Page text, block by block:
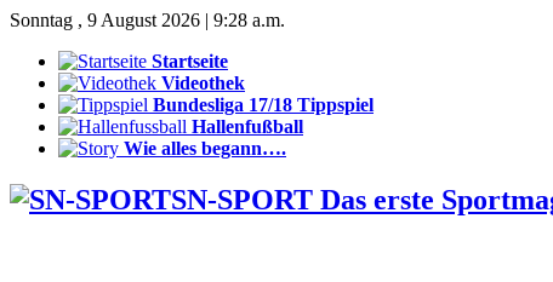
Sonntag , 9 August 2026 | 9:28 a.m.
Startseite
Videothek
Bundesliga 17/18 Tippspiel
Hallenfußball
Wie alles begann….
SN-SPORT Das erste